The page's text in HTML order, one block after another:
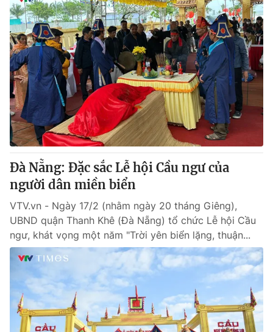
Đà Nẵng: Đặc sắc Lễ hội Cầu ngư của
người dân miền biển
VTV.vn - Ngày 17/2 (nhằm ngày 20 tháng Giêng),
UBND quận Thanh Khê (Đà Nẵng) tổ chức Lễ hội Cầu
ngư, khát vọng một năm "Trời yên biển lặng, thuận...